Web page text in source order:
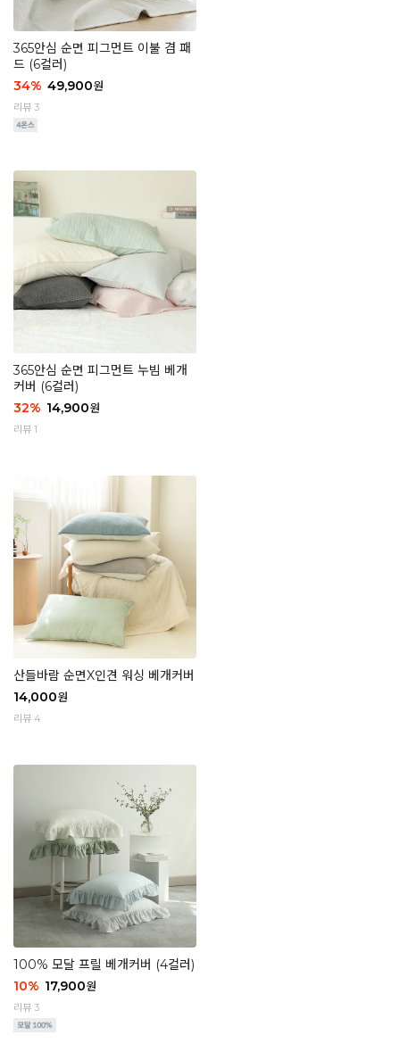
365안심 순면 피그먼트 이불 겸 패
드 (6컬러)
34% 49,900원
리뷰 3
365안심 순면 피그먼트 누빔 베개
커버 (6컬러)
32% 14,900원
리뷰 1
산들바람 순면X인견 워싱 베개커버
14,000원
리뷰 4
100% 모달 프릴 베개커버 (4컬러)
10% 17,900원
리뷰 3